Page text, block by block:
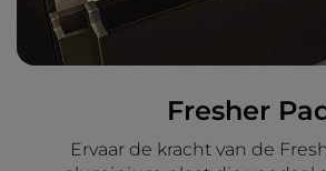
Fresher
Ervaar de kracht van de